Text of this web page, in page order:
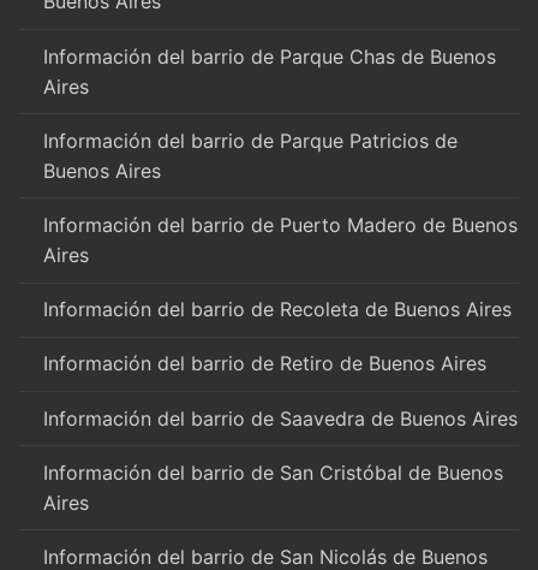
Información del barrio de Parque Chas de Buenos
Aires
Información del barrio de Parque Patricios de
Buenos Aires
Información del barrio de Puerto Madero de Buenos
Aires
Información del barrio de Recoleta de Buenos Aires
Información del barrio de Retiro de Buenos Aires
Información del barrio de Saavedra de Buenos Aires
Información del barrio de San Cristóbal de Buenos
Aires
Información del barrio de San Nicolás de Buenos